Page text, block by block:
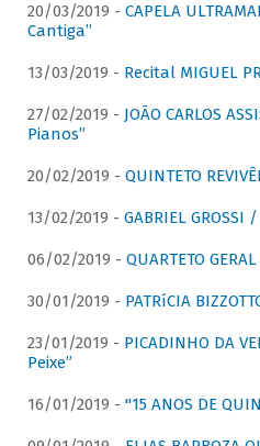
20/03/2019 - CAPELA
Cantiga”
13/03/2019 - Recital MIGUEL
27/02/2019 - JOÃO CARLOS
Pianos”
20/02/2019 - QUINTETO
13/02/2019 - GABRIEL
06/02/2019 - QUARTETO
30/01/2019 - PATRíCIA
23/01/2019 - PICADINHO DA
Peixe”
16/01/2019 - "15 ANOS DE